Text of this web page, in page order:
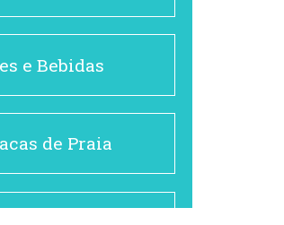
e Bebidas
de Praia